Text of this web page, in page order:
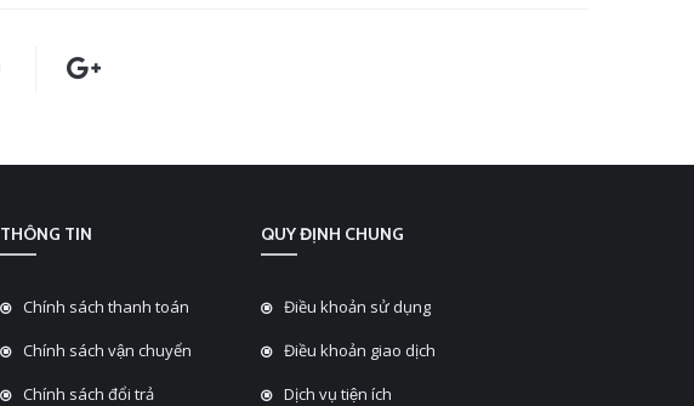
THÔNG TIN
Chính sách thanh toán
Chính sách vận chuyển
Chính sách đổi trả
QUY ĐỊNH CHUNG
Điều khoản sử dụng
Điều khoản giao dịch
Dịch vụ tiện ích